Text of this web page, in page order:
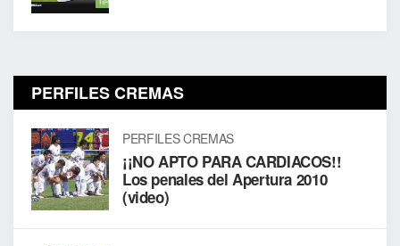
PERFILES CREMAS
PERFILES CREMAS
¡¡NO APTO PARA CARDIACOS!!
Los penales del Apertura 2010
(video)